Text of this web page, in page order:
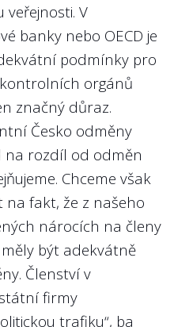
V
banky nebo OECD je
podmínky pro
orgánů
značný důraz.
Česko odměny
rozdíl od odměn
Chceme však
na fakt, že z našeho
nárocích na členy
být adekvátně
Členství v
firmy
trafiku“, ba